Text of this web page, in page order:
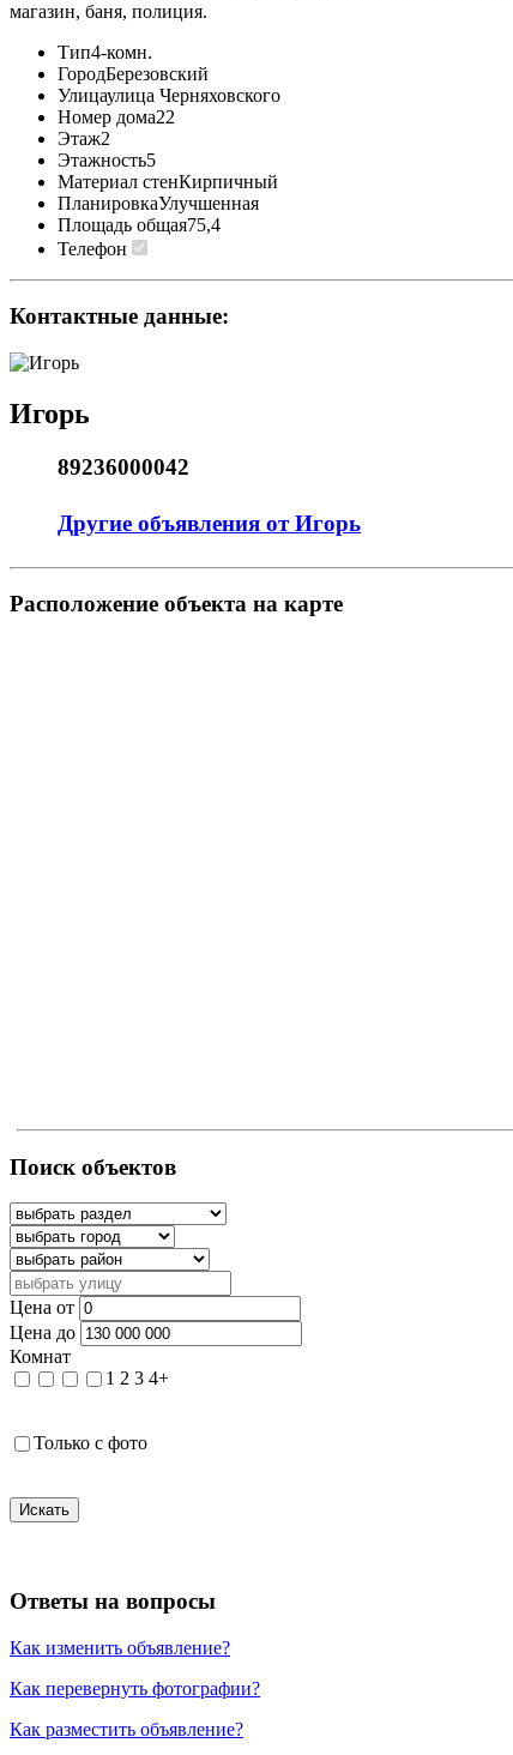
магазин, баня, полиция.
Тип4-комн.
ГородБерезовский
Улицаулица Черняховского
Номер дома22
Этаж2
Этажность5
Материал стенКирпичный
ПланировкаУлучшенная
Площадь общая75,4
Телефон
Контактные данные:
Игорь
89236000042
Другие объявления от Игорь
Pасположение объекта на карте
Поиск объектов
Цена от
Цена до
Комнат
1 2 3 4+
Только с фото
Искать
Ответы на вопросы
Как изменить объявление?
Как перевернуть фотографии?
Как разместить объявление?